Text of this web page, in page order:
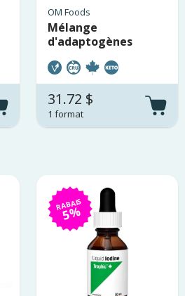
OM Foods
Mélange
d'adaptogènes
31.72 $
1 format
RABAIS
5%